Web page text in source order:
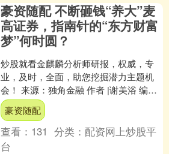
豪资随配 不断砸钱“养大”麦
高证券，指南针的“东方财富
梦”何时圆？
炒股就看金麒麟分析师研报，权威，专
业，及时，全面，助您挖掘潜力主题机
会！ 来源：独角金融 作者 |谢美浴 编辑 |
付影 ]article_adlist--> ....
豪资随配
查看： 131 分类： 配资网上炒股平
台